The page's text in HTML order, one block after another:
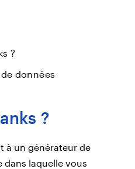
?
données
?
à un générateur de
laquelle vous